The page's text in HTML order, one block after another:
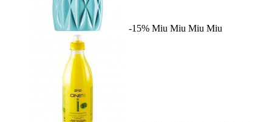
-15% Miu Miu Miu Miu